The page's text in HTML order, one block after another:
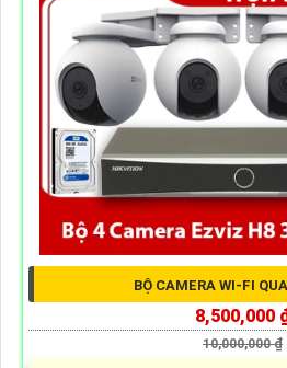
BỘ CAMERA WI-FI
8,500,000
10,000,000 ₫